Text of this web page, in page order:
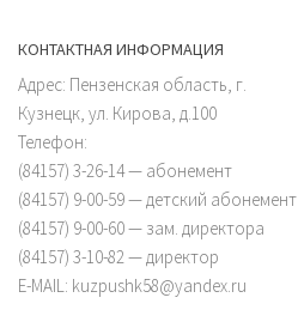
КОНТАКТНАЯ ИНФОРМАЦИЯ
Адрес: Пензенская область, г.
Кузнецк, ул. Кирова, д.100
Телефон:
(84157) 3-26-14 — абонемент
(84157) 9-00-59 — детский абонемент
(84157) 9-00-60 — зам. директора
(84157) 3-10-82 — директор
E-MAIL: kuzpushk58@yandex.ru